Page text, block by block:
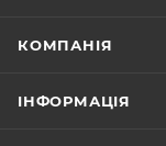
КОМПАНІЯ
ІНФОРМАЦІЯ